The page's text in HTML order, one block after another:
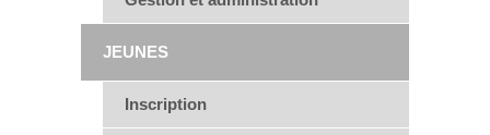
JEUNES
Inscription